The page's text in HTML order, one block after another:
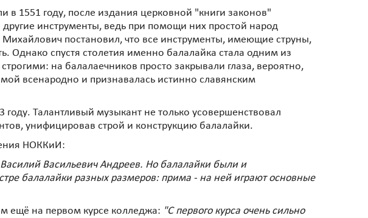
в 1551 году, после издания церковной "книги законов"
инструменты, ведь при помощи них простой народ
постановил, что все инструменты, имеющие струны,
Однако спустя столетия именно балалайка стала одним из
на балалаечников просто закрывали глаза, вероятно,
всенародно и признавалась истинно славянским
Талантливый музыкант не только усовершенствовал
унифицировав строй и конструкцию балалайки.
НОККиИ:
Васильевич Андреев. Но балалайки были и
балалайки разных размеров: прима - на ней играют основные
ещё на первом курсе колледжа: "С первого курса очень сильно